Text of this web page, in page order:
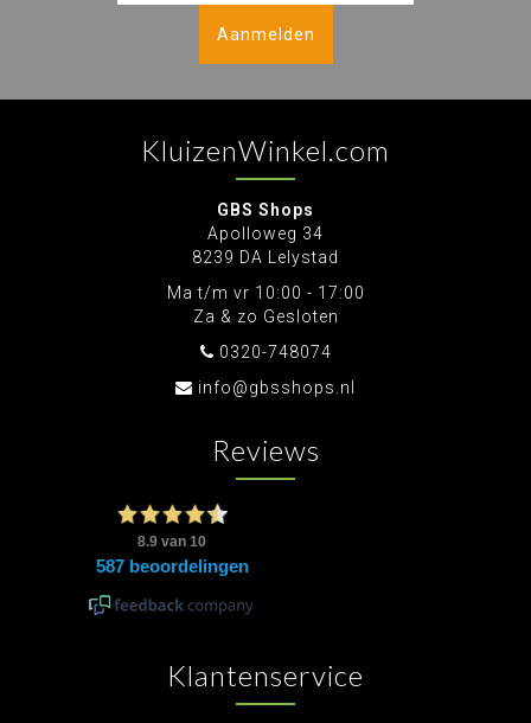
Aanmelden
KluizenWinkel.com
GBS Shops
Apolloweg 34
8239 DA Lelystad
Ma t/m vr 10:00 - 17:00
Za & zo Gesloten
0320-748074
info@gbsshops.nl
Reviews
Klantenservice